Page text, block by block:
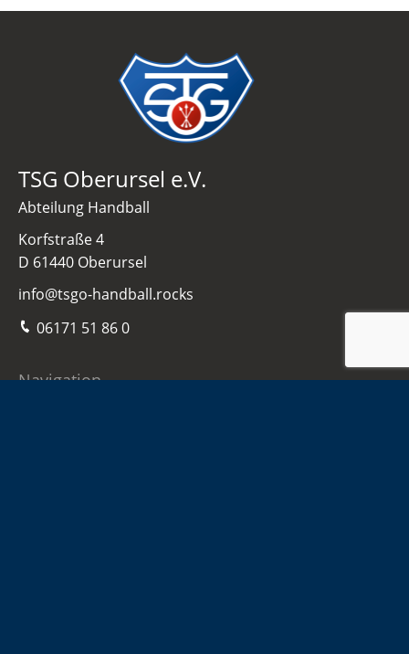
TSG Oberursel e.V.
Abteilung Handball
Korfstraße 4
D 61440 Oberursel
info@tsgo-handball.rocks
06171 51 86 0
Navigation